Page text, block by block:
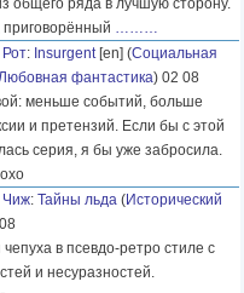
общего ряда в лучшую сторону.
………
Рот: Insurgent[en] (Социальная
фантастика) 02 08
меньше событий, больше
и претензий. Если бы с этой
серия, я бы уже забросила.
Чиж: Тайны льда (Исторический
в псевдо-ретро стиле с
и несуразностей.